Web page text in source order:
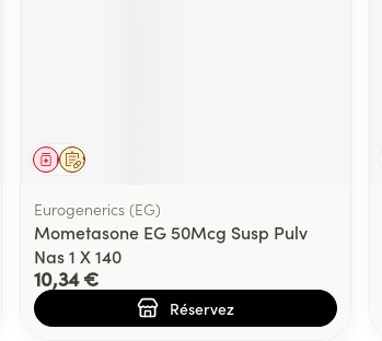
Sur prescription
Médicament
Eurogenerics (EG)
Mometasone EG 50Mcg Susp Pulv
Nas 1 X 140
10,34 €
Réservez